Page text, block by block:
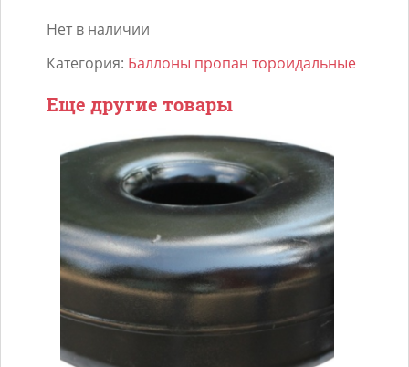
Нет в наличии
Категория: Баллоны пропан тороидальные
Еще другие товары